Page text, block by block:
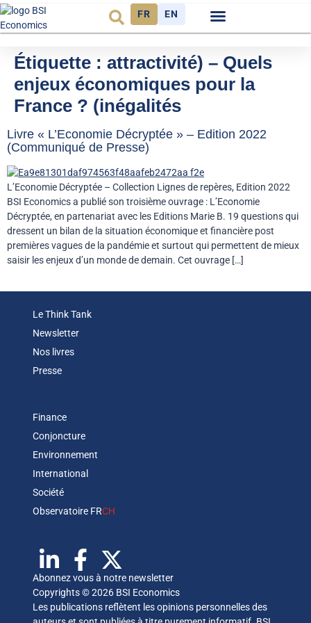
FR EN
Étiquette : attractivité) – Quels
enjeux économiques pour la
France ? (inégalités
Livre « L’Economie Décryptée » – Edition 2022
(Communiqué de Presse)
L’Economie Décryptée – Collection Lignes de repères, Edition 2022
BSI Economics a publié son troisième ouvrage : L’Economie
Décryptée, en partenariat avec les Editions Marie B. 19 questions qui
dressent un bilan de la situation économique et financière post
premières vagues de la pandémie et surtout qui permettent de mieux
saisir les enjeux d’un monde de demain. Cet ouvrage […]
Le Think Tank
Newsletter
Nos livres
Presse
Finance
Conjoncture
Environnement
International
Société
Observatoire FRCH
Abonnez vous à notre newsletter
Copyrights © 2026 BSI Economics
Les publications reflètent les opinions personnelles des